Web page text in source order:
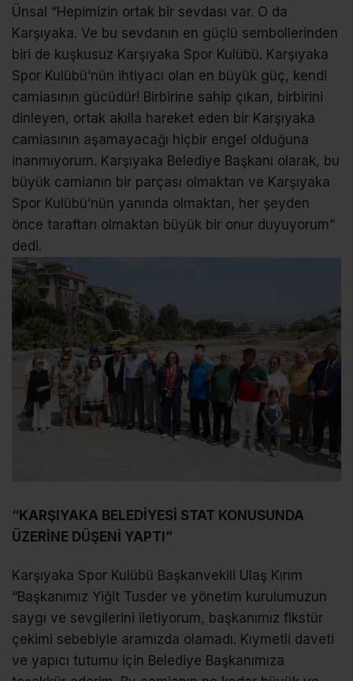
Ünsal “Hepimizin ortak bir sevdası var. O da
Karşıyaka. Ve bu sevdanın en güçlü sembollerinden
biri de kuşkusuz Karşıyaka Spor Kulübü. Karşıyaka
Spor Kulübü’nün ihtiyacı olan en büyük güç, kendi
camiasının gücüdür! Birbirine sahip çıkan, birbirini
dinleyen, ortak akılla hareket eden bir Karşıyaka
camiasının aşamayacağı hiçbir engel olduğuna
inanmıyorum. Karşıyaka Belediye Başkanı olarak, bu
büyük camianın bir parçası olmaktan ve Karşıyaka
Spor Kulübü’nün yanında olmaktan, her şeyden
önce taraftarı olmaktan büyük bir onur duyuyorum”
dedi.
“KARŞIYAKA BELEDİYESİ STAT KONUSUNDA
ÜZERİNE DÜŞENİ YAPTI”
Karşıyaka Spor Kulübü Başkanvekili Ulaş Kırım
“Başkanımız Yiğit Tusder ve yönetim kurulumuzun
saygı ve sevgilerini iletiyorum, başkanımız fikstür
çekimi sebebiyle aramızda olamadı. Kıymetli daveti
ve yapıcı tutumu için Belediye Başkanımıza